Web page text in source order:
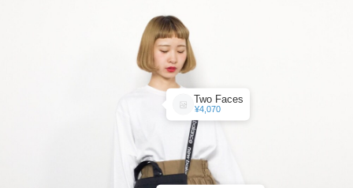
Two Faces
¥4,070